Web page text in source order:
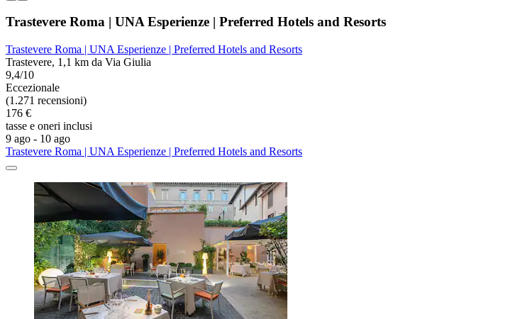
Trastevere Roma | UNA Esperienze | Preferred Hotels and Resorts
Trastevere Roma | UNA Esperienze | Preferred Hotels and Resorts
Trastevere, 1,1 km da Via Giulia
9,4/10
Eccezionale
(1.271 recensioni)
176 €
tasse e oneri inclusi
9 ago - 10 ago
Trastevere Roma | UNA Esperienze | Preferred Hotels and Resorts